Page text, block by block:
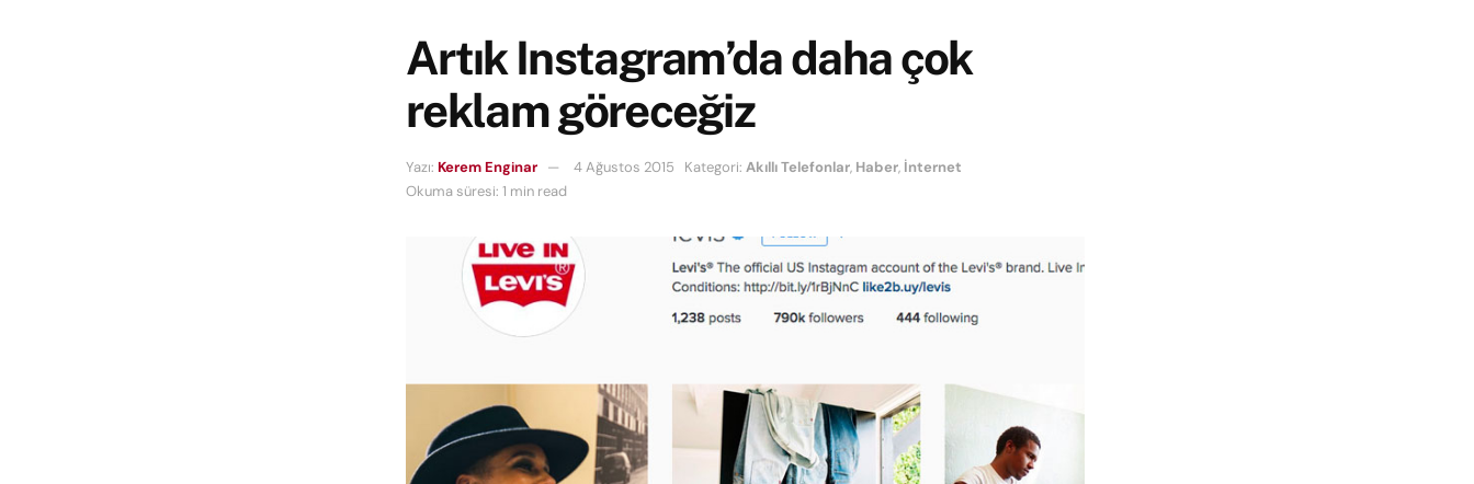
Artık Instagram’da daha çok
reklam göreceğiz
Yazı: Kerem Enginar 4 Ağustos 2015 Kategori: Akıllı Telefonlar, Haber, İnternet
Okuma süresi: 1 min read